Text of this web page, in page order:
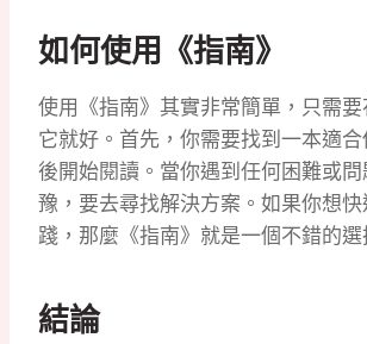
如何使用《指南》
使用《指南》其實非常簡單，只需
它就好。首先，你需要找到一本適
後開始閱讀。當你遇到任何困難或
豫，要去尋找解決方案。如果你想
踐，那麼《指南》就是一個不錯的選
結論